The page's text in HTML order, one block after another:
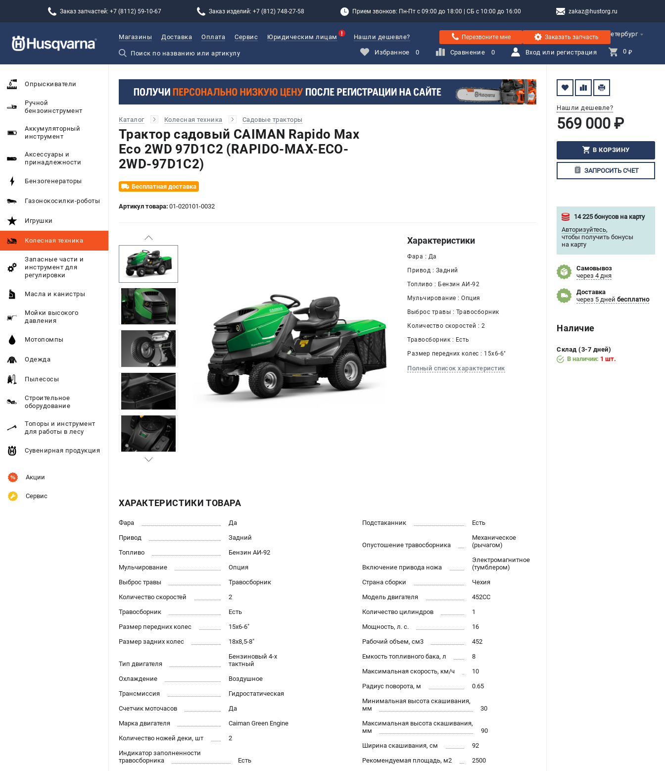
Заказ запчастей: +7 (8112) 59-10-67 Заказ изделий: +7 (812) 748-27-58 Прием звонков: Пн-Пт с 09:00 до 18:00 | СБ с 10:00 до 16:00 zakaz@hustorg.ru
Санкт-Петербург
Магазины Доставка Оплата Сервис Юридическим лицам Нашли дешевле? Перезвоните мне Заказать запчасть
Избранное 0 Сравнение 0 Вход или регистрация 0 ₽
Опрыскиватели
Ручной
бензоинструмент
Аккумуляторный
инструмент
Аксессуары и
принадлежности
Бензогенераторы
Газонокосилки-роботы
Игрушки
Колесная техника
Запасные части и
инструмент для
регулировки
Масла и канистры
Мойки высокого
давления
Мотопомпы
Одежда
Пылесосы
Строительное
оборудование
Топоры и инструмент
для работы в лесу
Сувенирная продукция
Акции
Сервис
Каталог Колесная техника Садовые тракторы
Трактор садовый CAIMAN Rapido Max
Eco 2WD 97D1C2 (RAPIDO-MAX-ECO-
2WD-97D1C2)
Бесплатная доставка
Артикул товара: 01-020101-0032
Нашли дешевле?
569 000 ₽
В КОРЗИНУ
ЗАПРОСИТЬ СЧЕТ
14 225 бонусов на карту
Авторизуйтесь,
чтобы получить бонусы
на карту
Самовывоз
через 4 дня
Доставка
через 5 дней бесплатно
Наличие
Склад (3-7 дней)
В наличии: 1 шт.
Характеристики
Фара : Да
Привод : Задний
Топливо : Бензин АИ-92
Мульчирование : Опция
Выброс травы : Травосборник
Количество скоростей : 2
Травосборник : Есть
Размер передних колес : 15x6-6"
Полный список характеристик
ХАРАКТЕРИСТИКИ ТОВАРА
Фара
Да
Привод
Задний
Топливо
Бензин АИ-92
Мульчирование
Опция
Выброс травы
Травосборник
Количество скоростей
2
Травосборник
Есть
Размер передних колес
15x6-6"
Размер задних колес
18x8,5-8"
Тип двигателя
Бензиновый 4-х
тактный
Охлаждение
Воздушное
Трансмиссия
Гидростатическая
Счетчик моточасов
Да
Марка двигателя
Caiman Green Engine
Количество ножей деки, шт
2
Индикатор заполненности
травосборника
Есть
Подстаканник Есть
Опустошение травосборника
Механическое
(рычагом)
Включение привода ножа
Электромагнитное
(тумблером)
Страна сборки
Чехия
Модель двигателя
452CC
Количество цилиндров
1
Мощность, л. с.
16
Рабочий объем, см3
452
Емкость топливного бака, л
8
Максимальная скорость, км/ч
10
Радиус поворота, м
0.65
Минимальная высота скашивания,
мм
30
Максимальная высота скашивания,
мм
90
Ширина скашивания, см
92
Рекомендуемая площадь, м2
2500